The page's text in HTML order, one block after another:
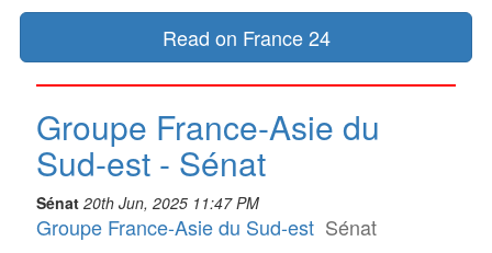
Read on France 24
Groupe France-Asie du
Sud-est - Sénat
Sénat 20th Jun, 2025 11:47 PM
Groupe France-Asie du Sud-est Sénat